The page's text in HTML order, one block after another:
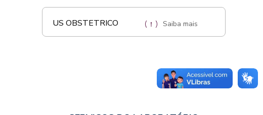
US OBSTETRICO Saiba mais